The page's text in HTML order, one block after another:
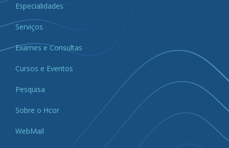
Especialidades
Serviços
Exames e Consultas
Cursos e Eventos
Pesquisa
Sobre o Hcor
WebMail